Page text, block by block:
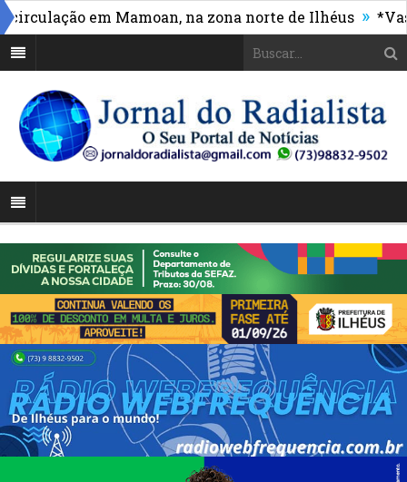
em Mamoan, na zona norte de Ilhéus » *Vasco